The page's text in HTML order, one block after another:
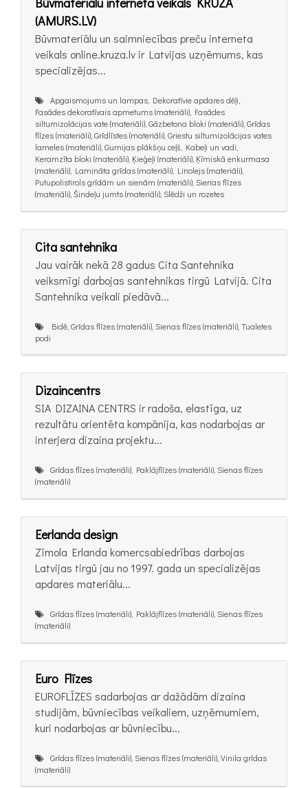
(AMURS.LV)
Būvmateriālu un saimniecības preču interneta
veikals online.kruza.lv ir Latvijas uzņēmums, kas
specializējas...
Apgaismojums un lampas, Dekoratīvie apdares dēļi,
Fasādes dekoratīvais apmetums (materiāli), Fasādes
siltumizolācijas vate (materiāli), Gāzbetona bloki (materiāli), Grīdas
flīzes (materiāli), Grīdlīstes (materiāli), Griestu siltumizolācijas vates
lameles (materiāli), Gumijas plākšņu ceļš, Kabeļi un vadi,
Keramzīta bloki (materiāli), Ķieģeļi (materiāli), Ķīmiskā enkurmasa
(materiāli), Lamināta grīdas (materiāli), Linolejs (materiāli),
Putupolistirols grīdām un sienām (materiāli), Sienas flīzes
(materiāli), Šindeļu jumts (materiāli), Slēdži un rozetes
Cita santehnika
Jau vairāk nekā 28 gadus Cita Santehnika
veiksmīgi darbojas santehnikas tirgū Latvijā. Cita
Santehnika veikali piedāvā...
Bidē, Grīdas flīzes (materiāli), Sienas flīzes (materiāli), Tualetes
podi
Dizaincentrs
SIA DIZAINA CENTRS ir radoša, elastīga, uz
rezultātu orientēta kompānija, kas nodarbojas ar
interjera dizaina projektu...
Grīdas flīzes (materiāli), Paklājflīzes (materiāli), Sienas flīzes
(materiāli)
Eerlanda design
Zīmola Erlanda komercsabiedrības darbojas
Latvijas tirgū jau no 1997. gada un specializējas
apdares materiālu...
Grīdas flīzes (materiāli), Paklājflīzes (materiāli), Sienas flīzes
(materiāli)
Euro Flīzes
EUROFLĪZES sadarbojas ar dažādām dizaina
studijām, būvniecības veikaliem, uzņēmumiem,
kuri nodarbojas ar būvniecību...
Grīdas flīzes (materiāli), Sienas flīzes (materiāli), Vinila grīdas
(materiāli)